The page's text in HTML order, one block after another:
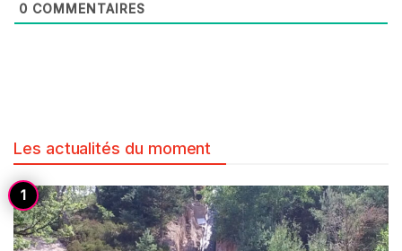
0 COMMENTAIRES
Les actualités du moment